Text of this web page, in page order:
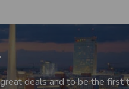
deals and to be the first